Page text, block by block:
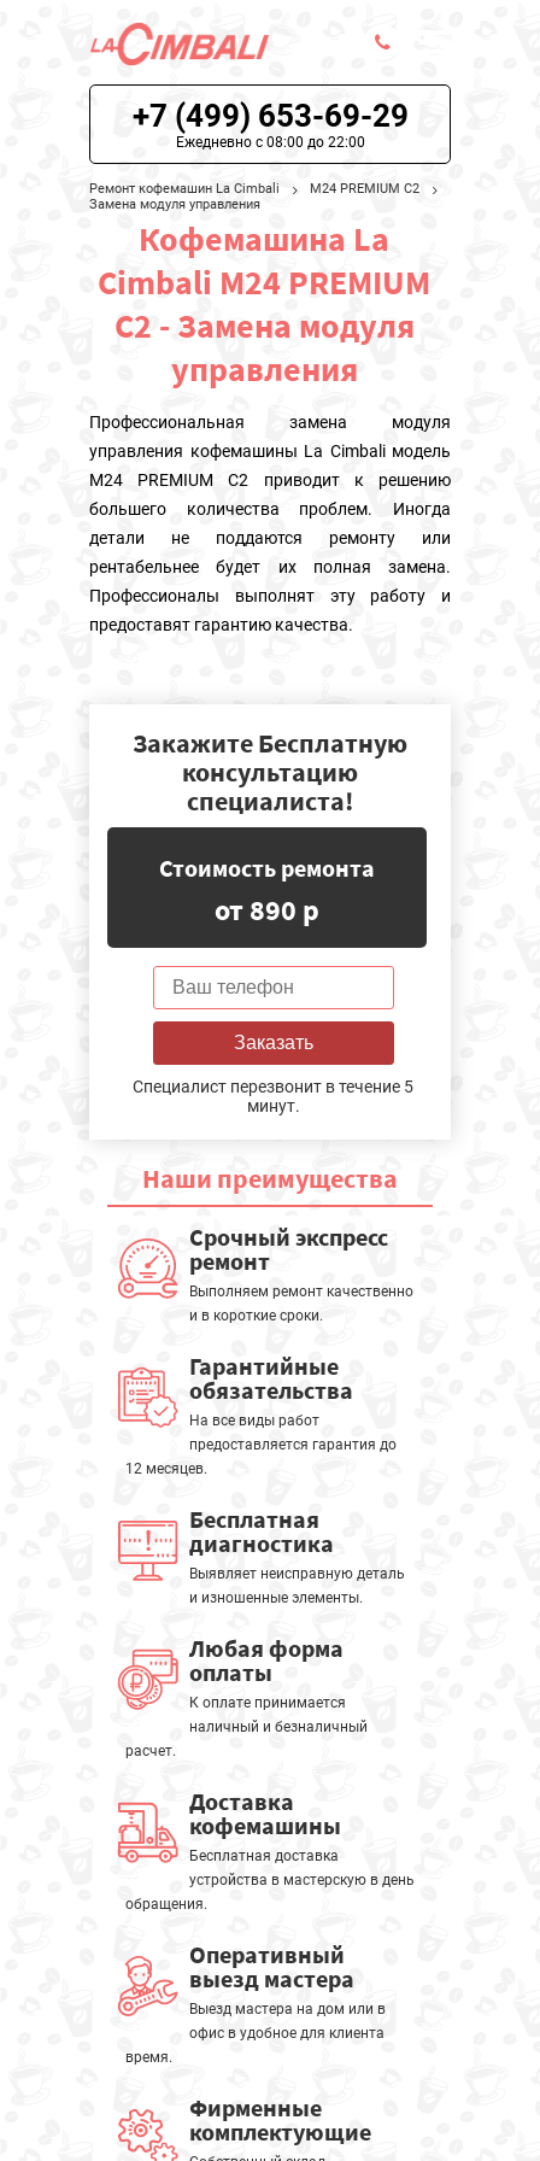
ЦЕНЫ НА РЕМОНТ
О СЕРВИСЕ
МОДЕЛИ LA CIMBALI
НАШИ КОНТАКТЫ
+7 (499) 653-69-29
Ежедневно с 08:00 до 22:00
Ремонт кофемашин La Cimbali
M24 PREMIUM C2
Замена модуля управления
Кофемашина La
Cimbali M24 PREMIUM
C2 - Замена модуля
управления
Профессиональная замена модуля
управления кофемашины La Cimbali модель
M24 PREMIUM C2 приводит к решению
большего количества проблем. Иногда
детали не поддаются ремонту или
рентабельнее будет их полная замена.
Профессионалы выполнят эту работу и
предоставят гарантию качества.
Закажите Бесплатную
консультацию
специалиста!
Стоимость ремонта
от 890 р
Заказать
Специалист перезвонит в течение 5
минут.
Наши преимущества
Срочный экспресс
ремонт
Выполняем ремонт качественно
и в короткие сроки.
Гарантийные
обязательства
На все виды работ
предоставляется гарантия до
12 месяцев.
Бесплатная
диагностика
Выявляет неисправную деталь
и изношенные элементы.
Любая форма
оплаты
К оплате принимается
наличный и безналичный
расчет.
Доставка
кофемашины
Бесплатная доставка
устройства в мастерскую в день
обращения.
Оперативный
выезд мастера
Выезд мастера на дом или в
офис в удобное для клиента
время.
Фирменные
комплектующие